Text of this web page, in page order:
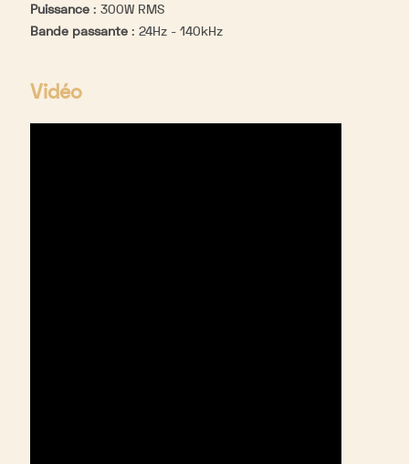
Puissance : 300W RMS
Bande passante : 24Hz - 140kHz
Vidéo